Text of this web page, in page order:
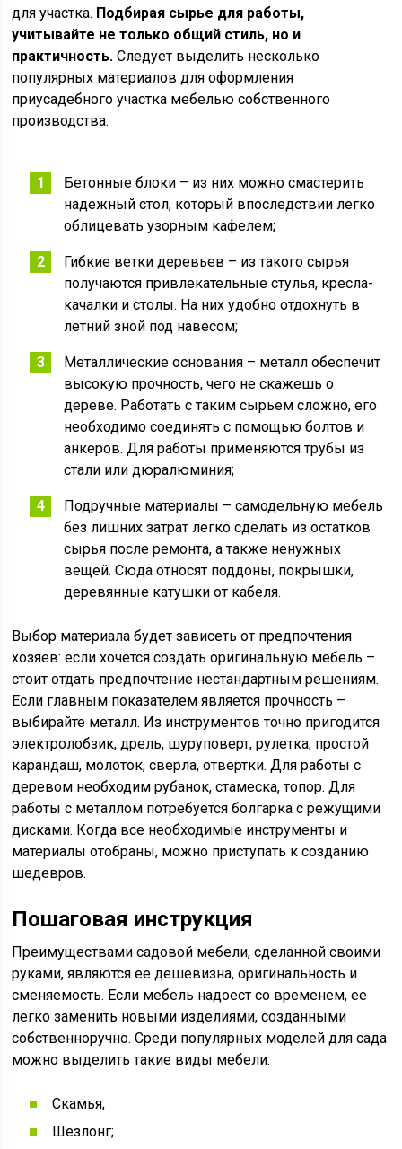
для участка. Подбирая сырье для работы,
учитывайте не только общий стиль, но и
практичность. Следует выделить несколько
популярных материалов для оформления
приусадебного участка мебелью собственного
производства:
Бетонные блоки – из них можно смастерить
надежный стол, который впоследствии легко
облицевать узорным кафелем;
Гибкие ветки деревьев – из такого сырья
получаются привлекательные стулья, кресла-
качалки и столы. На них удобно отдохнуть в
летний зной под навесом;
Металлические основания – металл обеспечит
высокую прочность, чего не скажешь о
дереве. Работать с таким сырьем сложно, его
необходимо соединять с помощью болтов и
анкеров. Для работы применяются трубы из
стали или дюралюминия;
Подручные материалы – самодельную мебель
без лишних затрат легко сделать из остатков
сырья после ремонта, а также ненужных
вещей. Сюда относят поддоны, покрышки,
деревянные катушки от кабеля.
Выбор материала будет зависеть от предпочтения
хозяев: если хочется создать оригинальную мебель –
стоит отдать предпочтение нестандартным решениям.
Если главным показателем является прочность –
выбирайте металл. Из инструментов точно пригодится
электролобзик, дрель, шуруповерт, рулетка, простой
карандаш, молоток, сверла, отвертки. Для работы с
деревом необходим рубанок, стамеска, топор. Для
работы с металлом потребуется болгарка с режущими
дисками. Когда все необходимые инструменты и
материалы отобраны, можно приступать к созданию
шедевров.
Пошаговая инструкция
Преимуществами садовой мебели, сделанной своими
руками, являются ее дешевизна, оригинальность и
сменяемость. Если мебель надоест со временем, ее
легко заменить новыми изделиями, созданными
собственноручно. Среди популярных моделей для сада
можно выделить такие виды мебели:
Скамья;
Шезлонг;